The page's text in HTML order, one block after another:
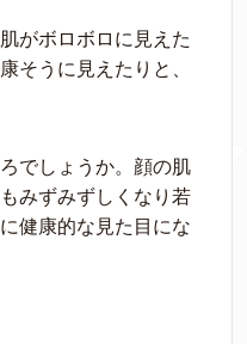
がボロボロに見えた
そうに見えたりと、
でしょうか。顔の肌
みずみずしくなり若
健康的な見た目にな